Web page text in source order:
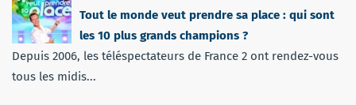
Tout le monde veut prendre sa place : qui sont
les 10 plus grands champions ?
Depuis 2006, les téléspectateurs de France 2 ont rendez-vous
tous les midis...